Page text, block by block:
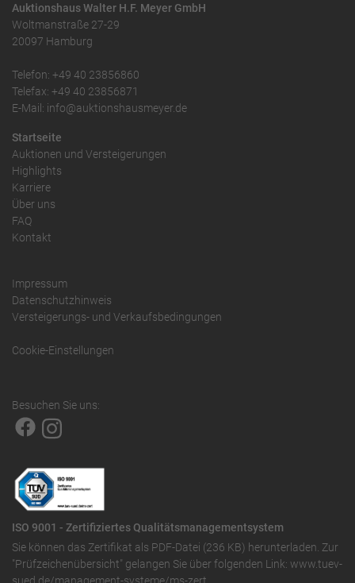
Auktionshaus Walter H.F. Meyer GmbH
Woltmanstraße 27-29
20097 Hamburg
Telefon: +49 40 23856860
Telefax: +49 40 23856871
E-Mail: info@auktionshausmeyer.de
Startseite
Auktionen und Versteigerungen
Highlights
Karriere
Über uns
FAQ
Kontakt
Impressum
Datenschutzhinweis
Versteigerungs- und Verkaufsbedingungen
Cookie-Einstellungen
Besuchen Sie uns:
ISO 9001 - Zertifiziertes Qualitätsmanagementsystem
Sie können das Zertifikat als PDF-Datei (236 KB) herunterladen. Zur
"Prüfzeichenübersicht" gelangen Sie über folgenden Link: www.tuev-